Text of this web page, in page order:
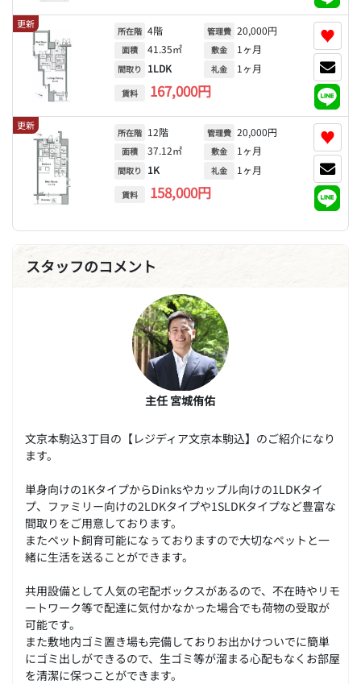
更新
所在階 4階
面積 41.35㎡
間取り 1LDK
賃料 167,000円
管理費 20,000円
敷金 1ヶ月
礼金 1ヶ月
♥
更新
所在階 12階
面積 37.12㎡
間取り 1K
賃料 158,000円
管理費 20,000円
敷金 1ヶ月
礼金 1ヶ月
♥
スタッフのコメント
主任 宮城侑佑
文京本駒込3丁目の【レジディア文京本駒込】のご紹介になり
ます。
単身向けの1KタイプからDinksやカップル向けの1LDKタイ
プ、ファミリー向けの2LDKタイプや1SLDKタイプなど豊富な
間取りをご用意しております。
またペット飼育可能になぅておりますので大切なペットと一
緒に生活を送ることができます。
共用設備として人気の宅配ボックスがあるので、不在時やリモ
ートワーク等で配達に気付かなかった場合でも荷物の受取が
可能です。
また敷地内ゴミ置き場も完備しておりお出かけついでに簡単
にゴミ出しができるので、生ゴミ等が溜まる心配もなくお部屋
を清潔に保つことができます。